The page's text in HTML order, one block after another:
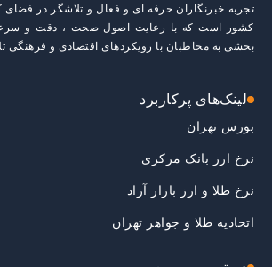
تجربه خبرنگاران حرفه ای و فعال و تلاشگر در فضای
کشور است که با رعایت اصول صحت ، دقت و
بخشی به مخاطبان با رویکردهای اقتصادی و فرهنگی
لینک‌های پرکاربرد
بورس تهران
نرخ ارز بانک مرکزی
نرخ طلا و ارز بازار آزاد
اتحادیه طلا و جواهر تهران